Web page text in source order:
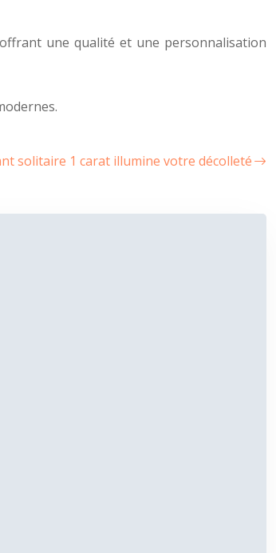
une qualité et une personnalisation
solitaire 1 carat illumine votre décolleté